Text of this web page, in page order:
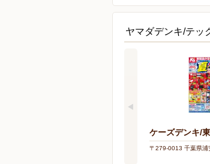
ヤマダデンキ/テッ
ケーズデンキ/
〒279-0013 千葉県浦